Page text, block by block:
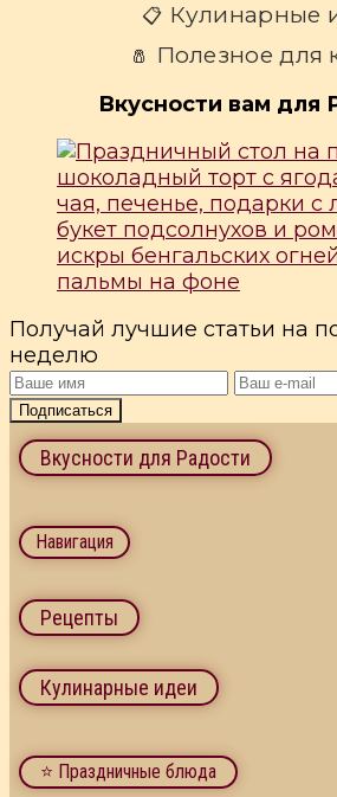
📋 Кулинарные
🧂 Полезное для
Вкусности вам для
Получай лучшие статьи на
неделю
Подписаться
Вкусности для Радости
Навигация
Рецепты
Кулинарные идеи
⭐ Праздничные блюда